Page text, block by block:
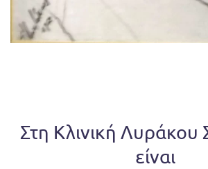
Στη Κλινική Λυράκου
είναι